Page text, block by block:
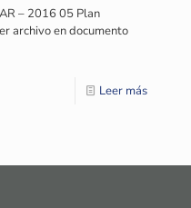
– 2016 05 Plan
archivo en documento
Leer más